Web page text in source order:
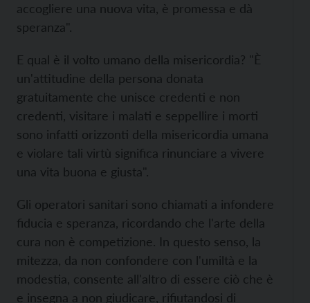
accogliere una nuova vita, è promessa e dà
speranza".
E qual è il volto umano della misericordia? "È
un'attitudine della persona donata
gratuitamente che unisce credenti e non
credenti, visitare i malati e seppellire i morti
sono infatti orizzonti della misericordia umana
e violare tali virtù significa rinunciare a vivere
una vita buona e giusta".
Gli operatori sanitari sono chiamati a infondere
fiducia e speranza, ricordando che l'arte della
cura non è competizione. In questo senso, la
mitezza, da non confondere con l'umiltà e la
modestia, consente all'altro di essere ciò che è
e insegna a non giudicare, rifiutandosi di